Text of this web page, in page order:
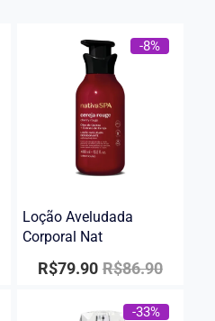
-8%
Loção Aveludada
Corporal Nat
R$86.90
R$79.90
-33%